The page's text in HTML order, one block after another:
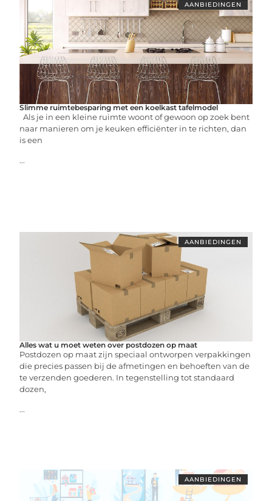
AANBIEDINGEN
Slimme ruimtebesparing met een koelkast tafelmodel
Als je in een kleine ruimte woont of gewoon op zoek bent
naar manieren om je keuken efficiënter in te richten, dan
is een
...
AANBIEDINGEN
Alles wat u moet weten over postdozen op maat
Postdozen op maat zijn speciaal ontworpen verpakkingen
die precies passen bij de afmetingen en behoeften van de
te verzenden goederen. In tegenstelling tot standaard
dozen,
...
AANBIEDINGEN